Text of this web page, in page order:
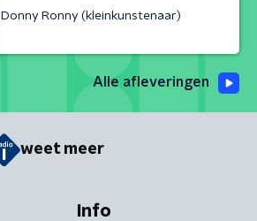
Donny Ronny (kleinkunstenaar)
Alle afleveringen
weet meer
Info